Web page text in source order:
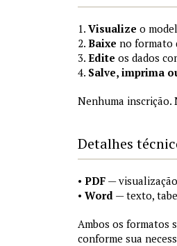
1. Visualize o
2. Baixe no formato
3. Edite os dados
4. Salve, imprima
Nenhuma inscrição.
Detalhes
• PDF —
• Word — texto,
Ambos os formatos
conforme sua